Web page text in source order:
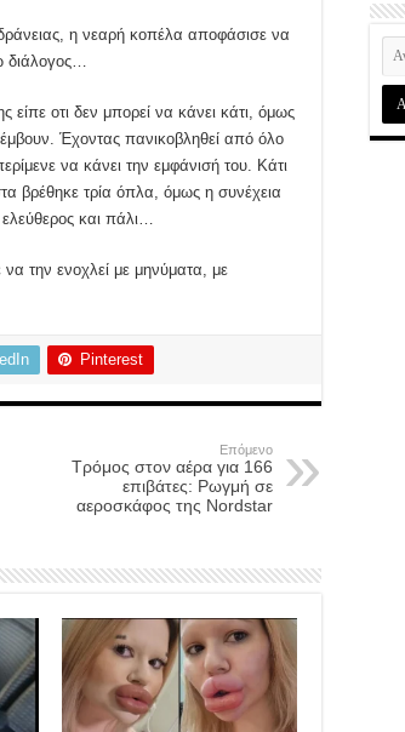
η νεαρή κοπέλα αποφάσισε να
διάλογος…
οτι δεν μπορεί να κάνει κάτι, όμως
Έχοντας πανικοβληθεί από όλο
να κάνει την εμφάνισή του. Κάτι
βρέθηκε τρία όπλα, όμως η συνέχεια
και πάλι…
την ενοχλεί με μηνύματα, με
Pinterest
Επόμενο
Τρόμος στον αέρα για 166
επιβάτες: Ρωγμή σε
αεροσκάφος της Nordstar